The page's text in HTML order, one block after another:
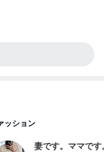
ッション
妻です。ママです